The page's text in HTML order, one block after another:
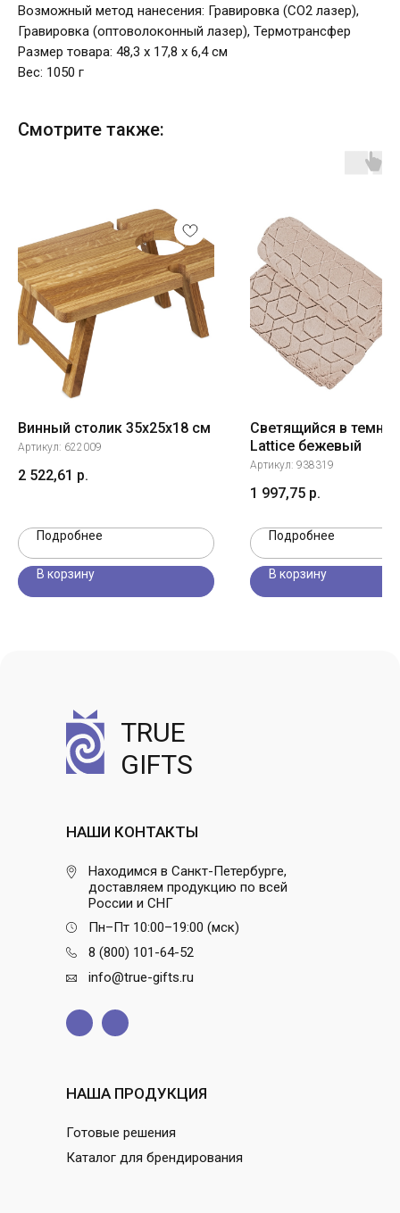
Возможный метод нанесения: Гравировка (CO2 лазер),
Гравировка (оптоволоконный лазер), Термотрансфер
Размер товара: 48,3 х 17,8 х 6,4 см
Вес: 1050 г
Смотрите также:
Винный столик 35х25х18 см
Артикул: 622009
2 522,61 р.
Подробнее
В корзину
Светящийся в
Lattice бежевый
Артикул: 938319
1 997,75 р.
Подробнее
В корзину
TRUE
GIFTS
НАША ПРОДУКЦИЯ
Готовые решения
Каталог для брендирования
НАШИ КОНТАКТЫ
Находимся в Санкт-Петербурге,
доставляем продукцию по всей
России и СНГ
Пн–Пт 10:00–19:00 (мск)
8 (800) 101-64-52
info@true-gifts.ru